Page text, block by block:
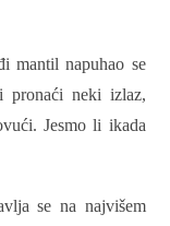
mantil napuhao se
neki izlaz,
Jesmo li ikada
se na najvišem